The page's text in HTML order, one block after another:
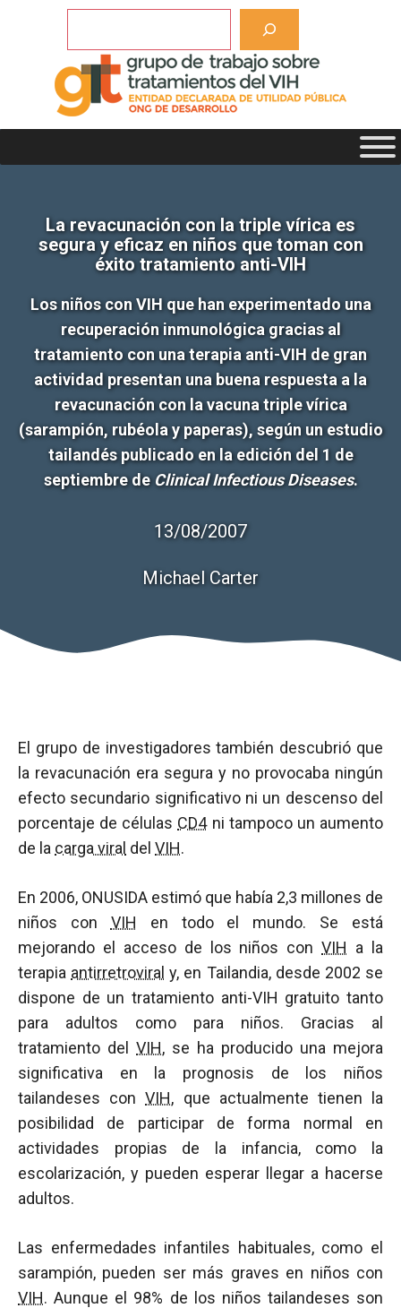
La revacunación con la triple vírica es
segura y eficaz en niños que toman con
éxito tratamiento anti-VIH
Los niños con VIH que han experimentado una
recuperación inmunológica gracias al
tratamiento con una terapia anti-VIH de gran
actividad presentan una buena respuesta a la
revacunación con la vacuna triple vírica
(sarampión, rubéola y paperas), según un estudio
tailandés publicado en la edición del 1 de
septiembre de Clinical Infectious Diseases.
13/08/2007
Michael Carter
El grupo de investigadores también descubrió que
la revacunación era segura y no provocaba ningún
efecto secundario significativo ni un descenso del
porcentaje de células CD4ni tampoco un aumento
de la carga viral del VIH.
En 2006, ONUSIDA estimó que había 2,3 millones de
niños con VIH en todo el mundo. Se está
mejorando el acceso de los niños conVIH a la
terapia antirretroviral y, en Tailandia, desde 2002 se
dispone de un tratamiento anti-VIH gratuito tanto
para adultos como para niños. Gracias al
tratamiento del VIH, se ha producido una mejora
significativa en la prognosis de los niños
tailandeses conVIH, que actualmente tienen la
posibilidad de participar de forma normal en
actividades propias de la infancia, como la
escolarización, y pueden esperar llegar a hacerse
adultos.
Las enfermedades infantiles habituales, como el
sarampión, pueden ser más graves en niños con
VIH. Aunque el 98% de los niños tailandeses son